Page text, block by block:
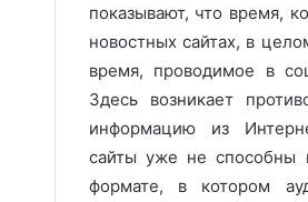
показывают, что время,
новостных сайтах, в
время, проводимое в
Здесь возникает
информацию из
сайты уже не способны
формате, в котором